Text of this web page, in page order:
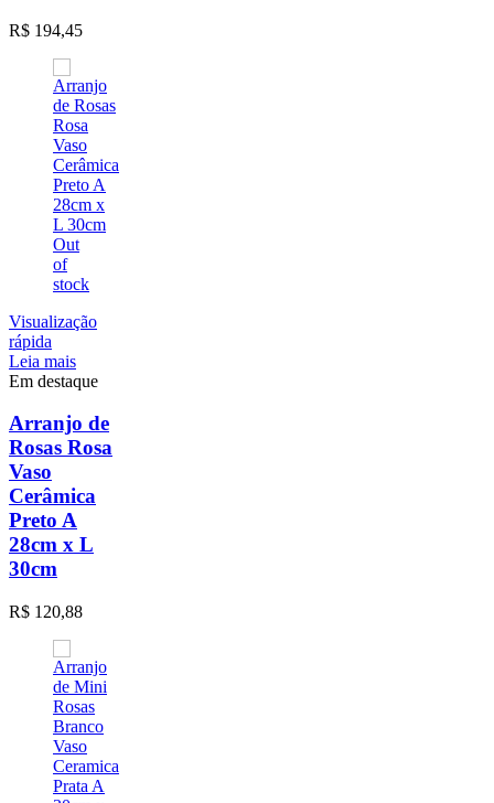
R$ 194,45
Out
of
stock
Visualização
rápida
Leia mais
Em destaque
Arranjo de
Rosas Rosa
Vaso
Cerâmica
Preto A
28cm x L
30cm
R$ 120,88